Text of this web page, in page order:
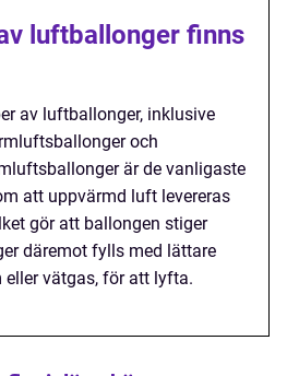
luftballonger finns
av luftballonger, inklusive
och
är de vanligaste
att uppvärmd luft levereras
gör att ballongen stiger
däremot fylls med lättare
eller vätgas, för att lyfta.